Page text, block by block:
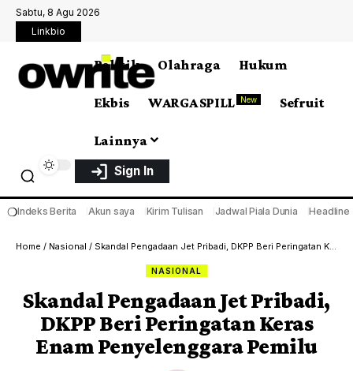
Sabtu, 8 Agu 2026
Linkbio
Politik Olahraga Hukum
Ekbis WARGA SPILL New Sefruit
Lainnya
Sign In
❍Indeks Berita Akun saya Kirim Tulisan Jadwal Piala Dunia Headline
Home / Nasional / Skandal Pengadaan Jet Pribadi, DKPP Beri Peringatan Keras Enam Penyelenggara Pemilu
NASIONAL
Skandal Pengadaan Jet Pribadi,
DKPP Beri Peringatan Keras
Enam Penyelenggara Pemilu